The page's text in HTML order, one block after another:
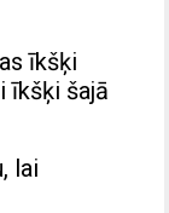
īkšķi
īkšķi šajā
lai